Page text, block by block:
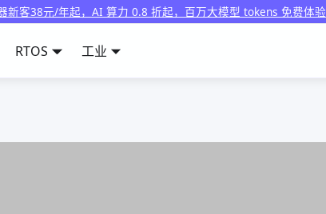
新客38元/年起，AI 算力 0.8 折起，百万大模型 tokens 免费体验
RTOS 工业